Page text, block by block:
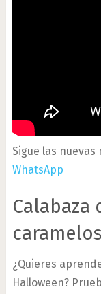
Sigue las
WhatsApp
Calabaza
¿Quieres
Halloween?